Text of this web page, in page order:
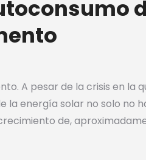
A pesar de la crisis en la
la energía solar no solo no
de,